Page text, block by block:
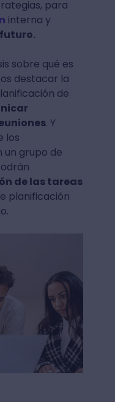
para
interna y
sobre qué es
destacar la
de
. Y
los
grupo de
de las tareas
planificación